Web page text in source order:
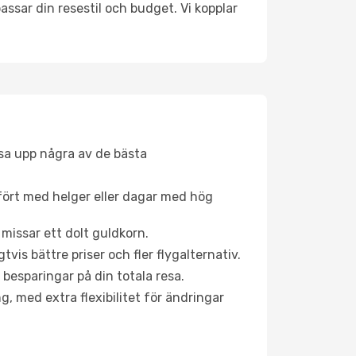
din resestil och budget. Vi kopplar
upp några av de bästa
med helger eller dagar med hög
ett dolt guldkorn.
bättre priser och fler flygalternativ.
på din totala resa.
med extra flexibilitet för ändringar